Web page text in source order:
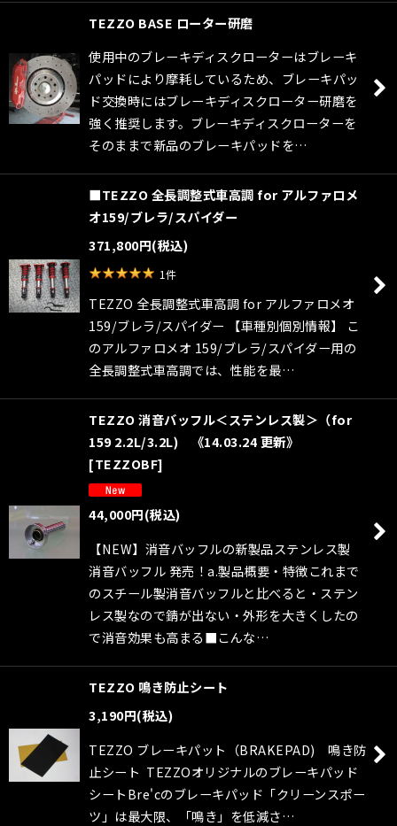
TEZZO BASE ローター研磨
使用中のブレーキディスクローターはブレーキ
パッドにより摩耗しているため、ブレーキパッ
ド交換時にはブレーキディスクローター研磨を
強く推奨します。ブレーキディスクローターを
そのままで新品のブレーキパッドを…
■TEZZO 全長調整式車高調 for アルファロメ
オ159/ブレラ/スパイダー
371,800円(税込)
1件
TEZZO 全長調整式車高調 for アルファロメオ
159/ブレラ/スパイダー 【車種別個別情報】 こ
のアルファロメオ 159/ブレラ/スパイダー用の
全長調整式車高調では、性能を最…
TEZZO 消音バッフル＜ステンレス製＞（for
159 2.2L/3.2L) 《14.03.24 更新》
[TEZZOBF]
44,000円(税込)
【NEW】消音バッフルの新製品ステンレス製
消音バッフル 発売！a.製品概要・特徴これまで
のスチール製消音バッフルと比べると・ステン
レス製なので錆が出ない・外形を大きくしたの
で消音効果も高まる■こんな…
TEZZO 鳴き防止シート
3,190円(税込)
TEZZO ブレーキパット（BRAKEPAD) 鳴き防
止シート TEZZOオリジナルのブレーキパッド
シートBre'cのブレーキパッド「クリーンスポー
ツ」は最大限、「鳴き」を低減さ…